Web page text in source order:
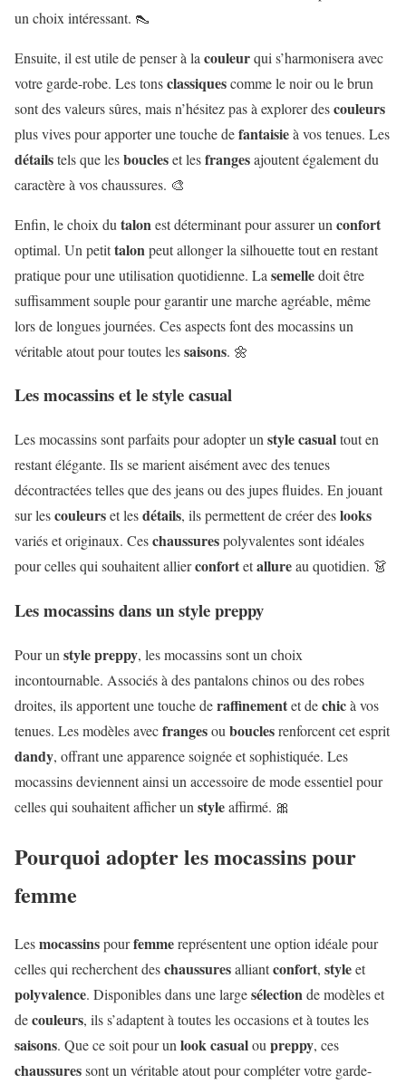
un choix intéressant. 👠
Ensuite, il est utile de penser à la couleurqui s’harmonisera avec
votre garde-robe. Les tonsclassiquescomme le noir ou le brun
sont des valeurs sûres, mais n’hésitez pas à explorer descouleurs
plus vives pour apporter une touche defantaisieà vos tenues. Les
détailstels que lesboucleset lesfrangesajoutent également du
caractère à vos chaussures. 🎨
Enfin, le choix du talonest déterminant pour assurer un confort
optimal. Un petittalonpeut allonger la silhouette tout en restant
pratique pour une utilisation quotidienne. La semelledoit être
suffisamment souple pour garantir une marche agréable, même
lors de longues journées. Ces aspects font des mocassins un
véritable atout pour toutes lessaisons. 🌼
Les mocassins et le style casual
Les mocassins sont parfaits pour adopter un stylecasualtout en
restant élégante. Ils se marient aisément avec des tenues
décontractées telles que des jeans ou des jupes fluides. En jouant
sur lescouleurset lesdétails, ils permettent de créer deslooks
variés et originaux. Ceschaussurespolyvalentes sont idéales
pour celles qui souhaitent allierconfortetallureau quotidien. 👗
Les mocassins dans un style preppy
Pour un stylepreppy, les mocassins sont un choix
incontournable. Associés à des pantalons chinos ou des robes
droites, ils apportent une touche deraffinementet dechicà vos
tenues. Les modèles avecfrangesou bouclesrenforcent cet esprit
dandy, offrant une apparence soignée et sophistiquée. Les
mocassins deviennent ainsi un accessoire de mode essentiel pour
celles qui souhaitent afficher un styleaffirmé. 🎀
Pourquoi adopter les mocassins pour
femme
Lesmocassinspourfemmereprésentent une option idéale pour
celles qui recherchent deschaussuresalliantconfort, styleet
polyvalence. Disponibles dans une largesélectionde modèles et
decouleurs, ils s’adaptent à toutes les occasions et à toutes les
saisons. Que ce soit pour unlookcasualoupreppy, ces
chaussuressont un véritable atout pour compléter votre garde-